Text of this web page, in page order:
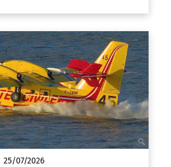
25/07/2026